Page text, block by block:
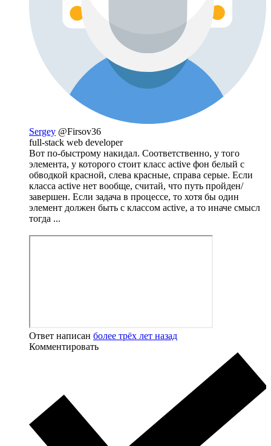
Sergey @Firsov36
full-stack web developer
Вот по-быстрому накидал. Соответственно, у того
элемента, у которого стоит класс active фон белый с
обводкой красной, слева красные, справа серые. Если
класса active нет вообще, считай, что путь пройден/
завершен. Если задача в процессе, то хотя бы один
элемент должен быть с классом active, а то иначе смысл
тогда ...
Ответ написан более трёх лет назад
Комментировать